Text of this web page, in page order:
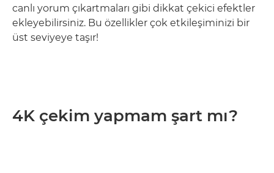
canlı yorum çıkartmaları gibi dikkat çekici efektler
ekleyebilirsiniz. Bu özellikler çok etkileşiminizi bir
üst seviyeye taşır!
4K çekim yapmam şart mı?